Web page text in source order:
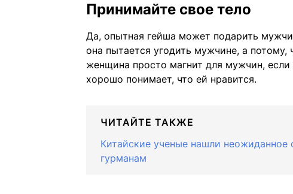
Принимайте свое тело
Да, опытная гейша может подарить
она пытается угодить мужчине, а
женщина просто магнит для мужчин, если
хорошо понимает, что ей нравится.
ЧИТАЙТЕ ТАКЖЕ
Китайские ученые нашли неожиданное
гурманам